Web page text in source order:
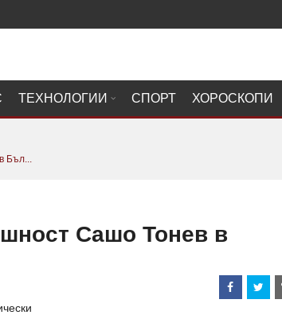
ТЕХНОЛОГИИ СПОРТ ХОРОСКОПИ
Бъл...
Сашо Тонев в